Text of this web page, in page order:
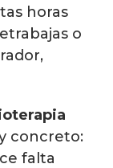
horas
o
concreto:
falta